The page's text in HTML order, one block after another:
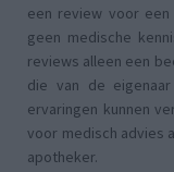
een review voor een
geen medische
reviews alleen een
die van de
ervaringen kunnen
voor medisch advies
apotheker.